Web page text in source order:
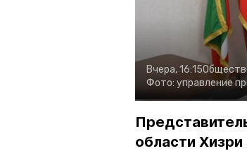
Вчера, 16:15
Фото: управление
области